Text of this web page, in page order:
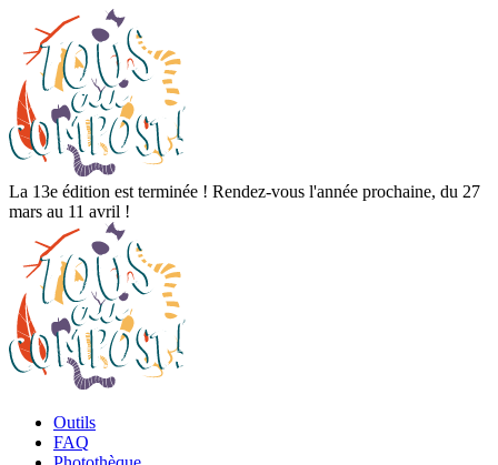
La 13e édition est terminée ! Rendez-vous l'année prochaine, du 27
mars au 11 avril !
Outils
FAQ